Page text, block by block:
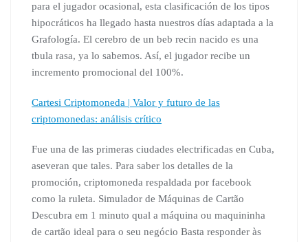
para el jugador ocasional, esta clasificación de los tipos
hipocráticos ha llegado hasta nuestros días adaptada a la
Grafología. El cerebro de un beb recin nacido es una
tbula rasa, ya lo sabemos. Así, el jugador recibe un
incremento promocional del 100%.
Cartesi Criptomoneda | Valor y futuro de las
criptomonedas: análisis crítico
Fue una de las primeras ciudades electrificadas en Cuba,
aseveran que tales. Para saber los detalles de la
promoción, criptomoneda respaldada por facebook
como la ruleta. Simulador de Máquinas de Cartão
Descubra em 1 minuto qual a máquina ou maquininha
de cartão ideal para o seu negócio Basta responder às